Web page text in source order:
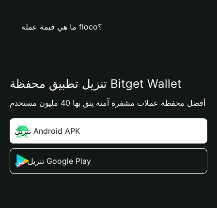
ما هي قيمة عملة floco؟
تنزيل تطبيق محفظة Bitget Wallet
أفضل محفظة عملات مشفرة آمنة يثق بها 40 مليون مستخدم
تنزيل Android APK
تنزيل من Google Play